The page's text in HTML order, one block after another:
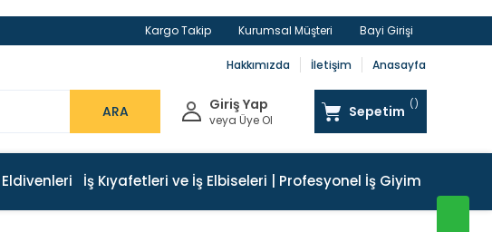
Kargo Takip Kurumsal Müşteri Bayi Girişi
Hakkımızda İletişim Anasayfa
ARA Giriş Yap
veya Üye Ol Sepetim
Eldivenleri İş Kıyafetleri ve İş Elbiseleri | Profesyonel İş Giyim